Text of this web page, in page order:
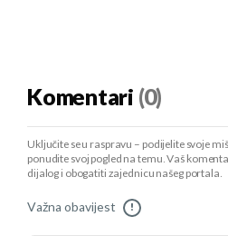
Komentari (0)
Uključite se u raspravu – podijelite svoje
ponudite svoj pogled na temu. Vaš
dijalog i obogatiti zajednicu našeg portala.
Važna obavijest !